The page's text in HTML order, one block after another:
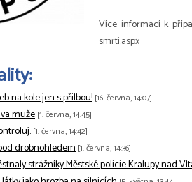
Více informací k
smrti.aspx
na kole jen s přilbou! [16. června, 14:07]
muže [1. června, 14:45]
[1. června, 14:42]
drobnohledem [1. června, 14:36]
strážníky Městské policie Kralupy nad